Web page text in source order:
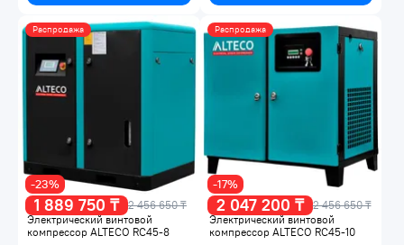
Распродажа
1 889 750 ₸ 2 456 650 ₸
-23%
Электрический винтовой
компрессор ALTECO RC45-8
Распродажа
2 047 200 ₸ 2 456 650 ₸
-17%
Электрический винтовой
компрессор ALTECO RC45-10